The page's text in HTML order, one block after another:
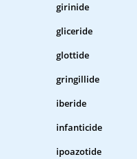
girinide
gliceride
glottide
gringillide
iberide
infanticide
ipoazotide